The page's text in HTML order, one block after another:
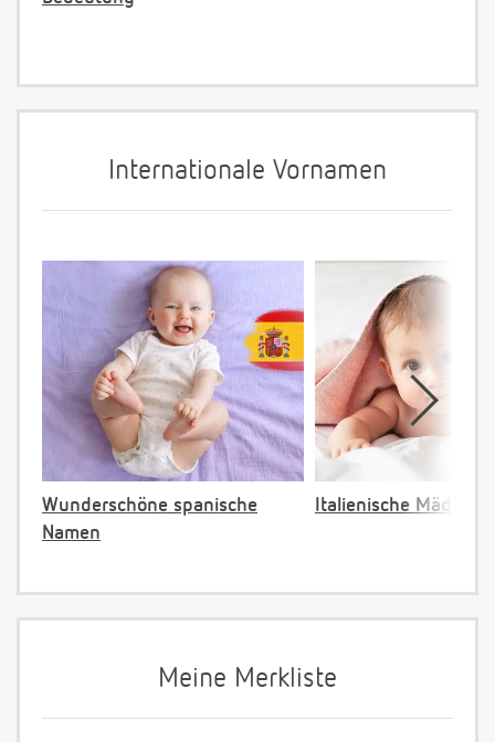
Internationale Vornamen
Wunderschöne spanische
Namen
Italienische
Meine Merkliste